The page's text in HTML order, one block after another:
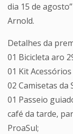
dia 15 de
Arnold.
Detalhes da
01 Bicicleta aro
01 Kit
02 Camisetas da
01 Passeio
café da tarde,
ProaSul;